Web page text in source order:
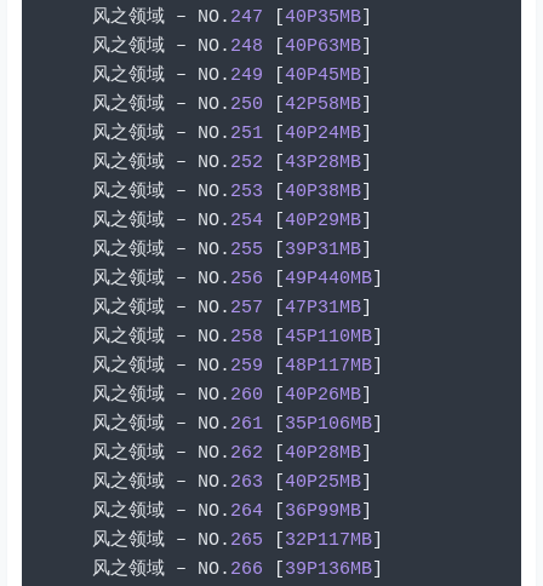
风之领域
– NO. 247 40P35MB]
风之领域
– NO. 248 40P63MB]
风之领域
– NO. 249 40P45MB]
风之领域
– NO. 250 42P58MB]
风之领域
– NO. 251 40P24MB]
风之领域
– NO. 252 43P28MB]
风之领域
– NO. 253 40P38MB]
风之领域
– NO. 254 40P29MB]
风之领域
– NO. 255 39P31MB]
风之领域
– NO. 256 49P440MB]
风之领域
– NO. 257 47P31MB]
风之领域
– NO. 258 45P110MB]
风之领域
– NO. 259 48P117MB]
风之领域
– NO. 260 40P26MB]
风之领域
– NO. 261 35P106MB]
风之领域
– NO. 262 40P28MB]
风之领域
– NO. 263 40P25MB]
风之领域
– NO. 264 36P99MB]
风之领域
– NO. 265 32P117MB]
风之领域
– NO. 266 39P136MB]